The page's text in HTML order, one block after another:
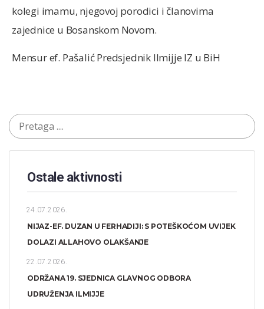
kolegi imamu, njegovoj porodici i članovima
zajednice u Bosanskom Novom.
Mensur ef. Pašalić Predsjednik Ilmijje IZ u BiH
Ostale aktivnosti
24.07.2026.
NIJAZ-EF. DUZAN U FERHADIJI: S POTEŠKOĆOM UVIJEK
DOLAZI ALLAHOVO OLAKŠANJE
22.07.2026.
ODRŽANA 19. SJEDNICA GLAVNOG ODBORA
UDRUŽENJA ILMIJJE